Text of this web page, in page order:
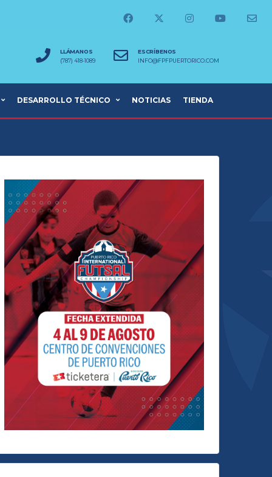
LLÁMANOS
(787) 418-1089
ESCRÍBENOS
INFO@FPFPUERTORICO.COM
DESARROLLO TÉCNICO NOTICIAS TIENDA